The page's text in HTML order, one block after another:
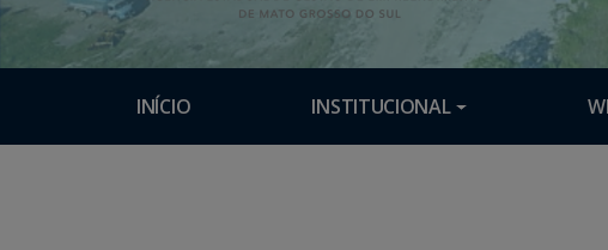
INÍCIO INSTITUCIONAL